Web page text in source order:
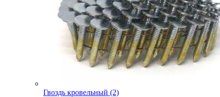
Гвоздь кровельный (2)